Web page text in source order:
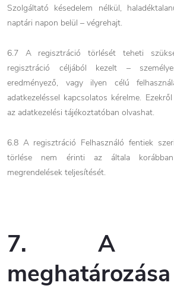
Szolgáltató késedelem nélkül,
naptári napon belül – végrehajt.
6.7 A regisztráció törlését teheti
regisztráció céljából kezelt –
eredményező, vagy ilyen célú
adatkezeléssel kapcsolatos kérelme.
az adatkezelési tájékoztatóban olvashat.
6.8 A regisztráció Felhasználó fentiek
törlése nem érinti az általa
megrendelések teljesítését.
7. A
meghatározása